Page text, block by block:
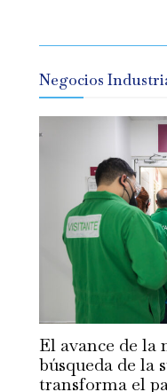
Negocios
El avance de la
búsqueda de la
transforma el